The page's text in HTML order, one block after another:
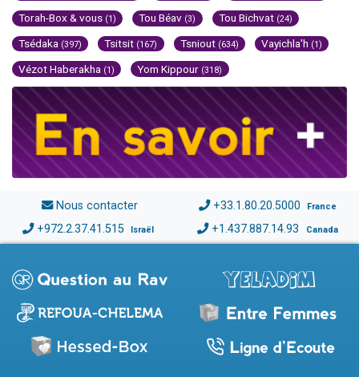
Torah-Box & vous (1) Tou Béav (3) Tou Bichvat (24)
Tsédaka (397) Tsitsit (167) Tsniout (634) Vayichla'h (1)
Vézot Haberakha (1) Yom Kippour (318)
Nous contacter +33.1.80.20.5000 France
+972.2.37.41.515 Israël +1.437.887.14.93 Canada